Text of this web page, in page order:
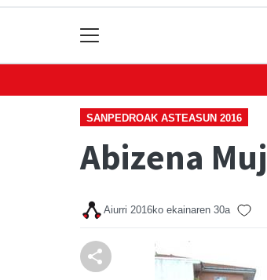
SANPEDROAK ASTEASUN 2016
Abizena
Aiurri 2016ko ekainaren 30a